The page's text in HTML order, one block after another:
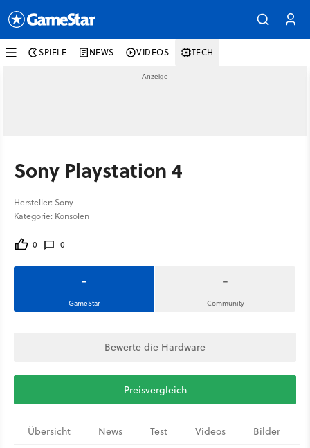
SPIELE NEWS VIDEOS TECH
Sony Playstation 4
Hersteller: Sony
Kategorie: Konsolen
0 0
-
GameStar
-
Community
Bewerte die Hardware
Preisvergleich
Übersicht News Test Videos Bilder